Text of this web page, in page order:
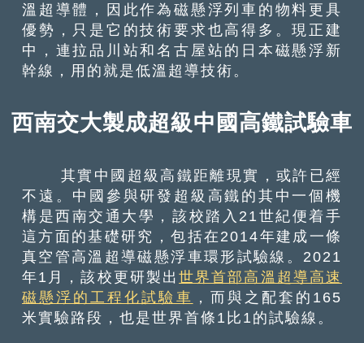
溫超導體，因此作為磁懸浮列車的物料更具
優勢，只是它的技術要求也高得多。現正建
中，連拉品川站和名古屋站的日本磁懸浮新
幹線，用的就是低溫超導技術。
西南交大製成超級中國高鐵試驗車
其實中國超級高鐵距離現實，或許已經
不遠。中國參與研發超級高鐵的其中一個機
構是西南交通大學，該校踏入21世紀便着手
這方面的基礎研究，包括在2014年建成一條
真空管高溫超導磁懸浮車環形試驗線。2021
年1月，該校更研製出世界首部高溫超導高速
磁懸浮的工程化試驗車 ，而與之配套的165
米實驗路段，也是世界首條1比1的試驗線。